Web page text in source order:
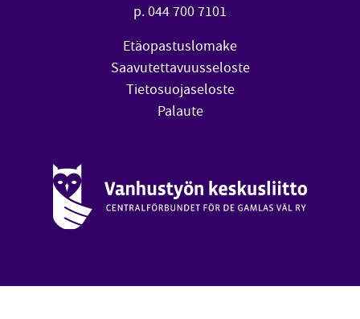
p. 044 700 7101
Etäopastuslomake
Saavutettavuusseloste
Tietosuojaseloste
Palaute